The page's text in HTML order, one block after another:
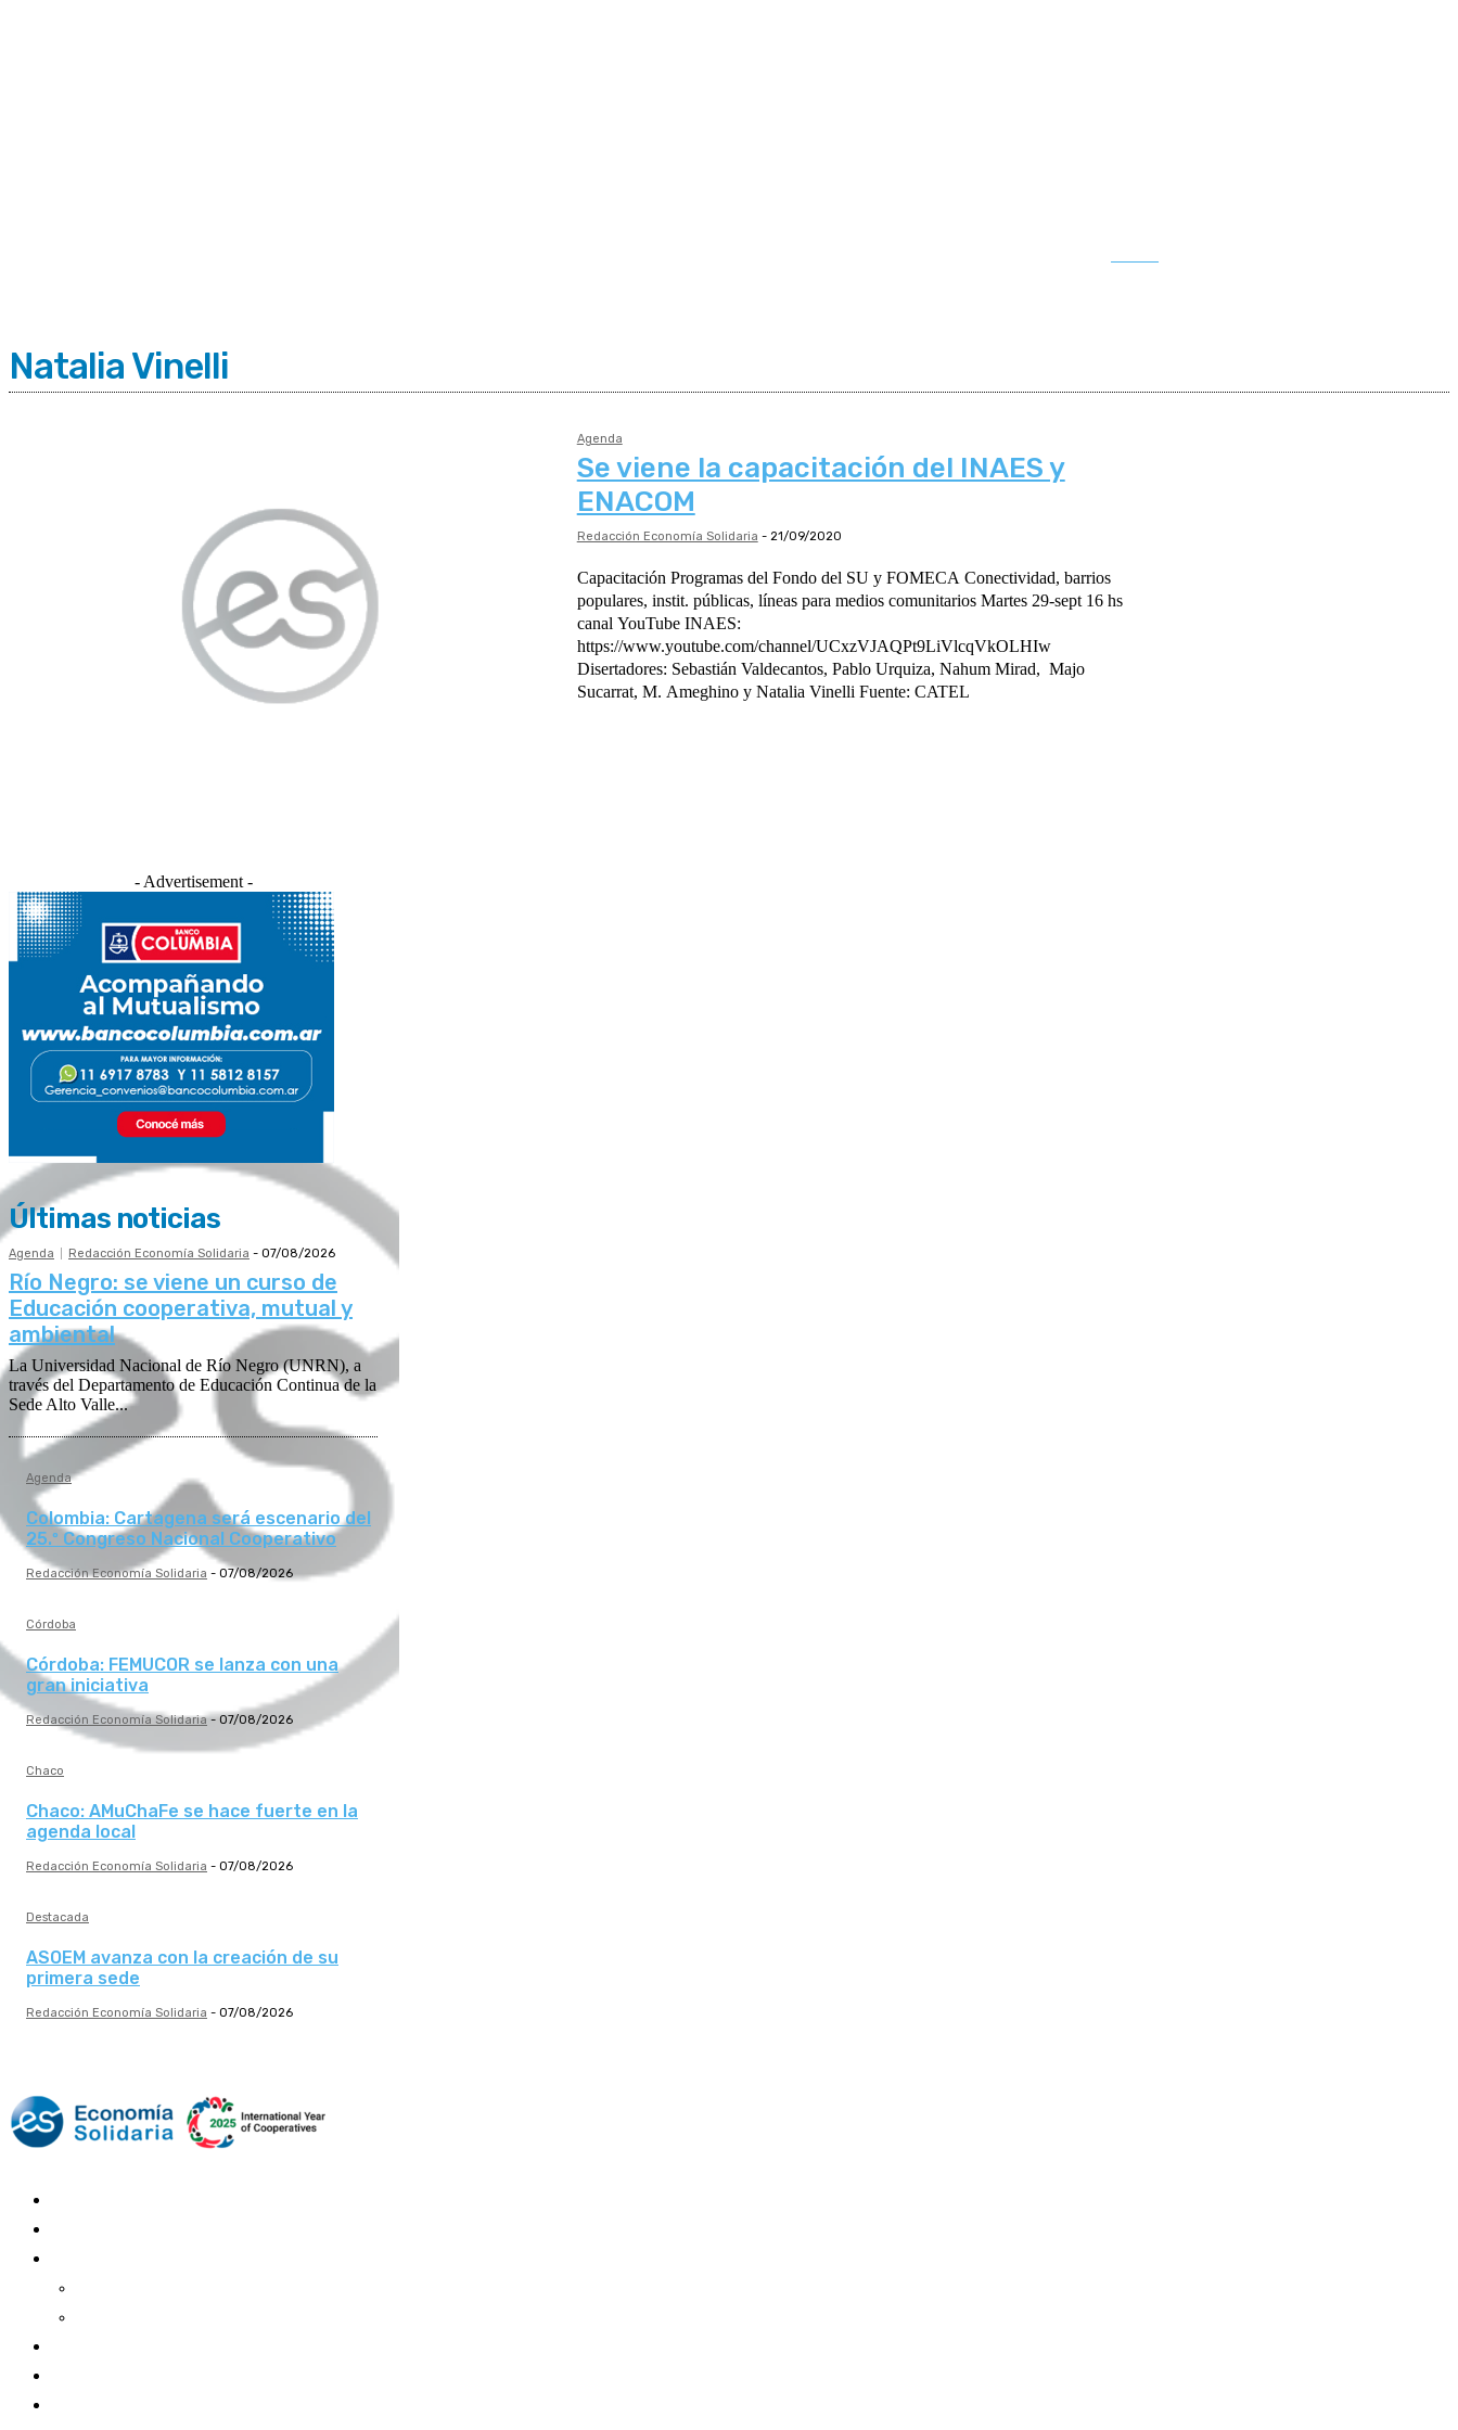
Natalia Vinelli
Agenda
Se viene la capacitación del INAES y
ENACOM
Redacción Economía Solidaria - 21/09/2020
Capacitación Programas del Fondo del SU y FOMECA Conectividad, barrios
populares, instit. públicas, líneas para medios comunitarios Martes 29-sept 16 hs
canal YouTube INAES:
https://www.youtube.com/channel/UCxzVJAQPt9LiVlcqVkOLHIw
Disertadores: Sebastián Valdecantos, Pablo Urquiza, Nahum Mirad, Majo
Sucarrat, M. Ameghino y Natalia Vinelli Fuente: CATEL
- Advertisement -
Últimas noticias
Agenda Redacción Economía Solidaria - 07/08/2026
Río Negro: se viene un curso de
Educación cooperativa, mutual y
ambiental
La Universidad Nacional de Río Negro (UNRN), a
través del Departamento de Educación Continua de la
Sede Alto Valle...
Agenda
Colombia: Cartagena será escenario del
25.º Congreso Nacional Cooperativo
Redacción Economía Solidaria - 07/08/2026
Córdoba
Córdoba: FEMUCOR se lanza con una
gran iniciativa
Redacción Economía Solidaria - 07/08/2026
Chaco
Chaco: AMuChaFe se hace fuerte en la
agenda local
Redacción Economía Solidaria - 07/08/2026
Destacada
ASOEM avanza con la creación de su
primera sede
Redacción Economía Solidaria - 07/08/2026